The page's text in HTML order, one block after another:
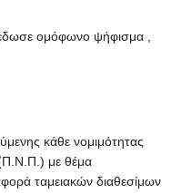
ομόφωνο ψήφισμα ,
κάθε νομιμότητας
(Π.Ν.Π.) με θέμα
ταμειακών διαθεσίμων